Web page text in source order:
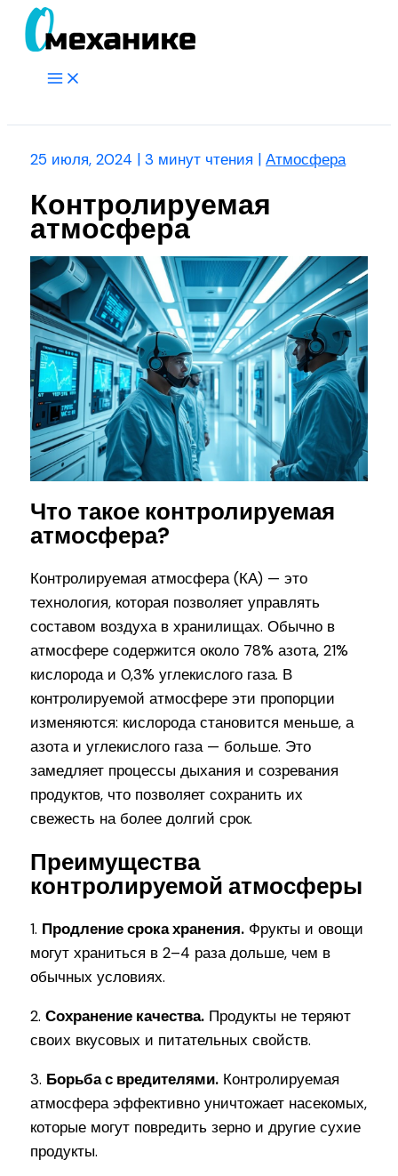
Перейти
Main
25 июля, 2024 |3 минут чтения |Атмосфера
Контролируемая
атмосфера
Что такое контролируемая
атмосфера?
Контролируемая атмосфера (КА) — это
технология, которая позволяет управлять
составом воздуха в хранилищах. Обычно в
атмосфере содержится около 78% азота, 21%
кислорода и 0,3% углекислого газа. В
контролируемой атмосфере эти пропорции
изменяются: кислорода становится меньше, а
азота и углекислого газа — больше. Это
замедляет процессы дыхания и созревания
продуктов, что позволяет сохранить их
свежесть на более долгий срок.
Преимущества
контролируемой атмосферы
1. Продление срока хранения. Фрукты и овощи
могут храниться в 2–4 раза дольше, чем в
обычных условиях.
2.Сохранение качества. Продукты не теряют
своих вкусовых и питательных свойств.
3. Борьба с вредителями. Контролируемая
атмосфера эффективно уничтожает насекомых,
которые могут повредить зерно и другие сухие
продукты.